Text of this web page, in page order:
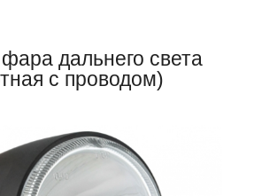
дальнего света
с проводом)